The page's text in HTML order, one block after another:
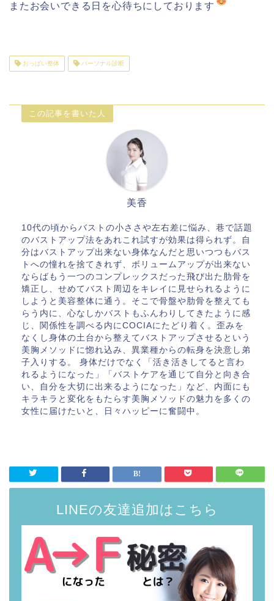
またお会いできる日を心待ちにしております
おっぱい整体 パーソナル診断
この記事を書いた人
美香
10代の頃からバストの小ささや左右差に悩み、巷で話題
のバストアップ法をあれこれ試すが効果は得られず。自
分はバストアップ出来ない身体なんだと思いつつもバス
トへの憧れを捨てきれず、ボリュームアップが出来ない
ならばもう一つのコンプレックスだった飛び出た肋骨を
矯正し、せめてバスト周辺をキレイに見せられるように
しようと美容整体に通う。そこで骨盤や肋骨を整えても
らう内に、心なしかバストもふんわりしてきたように感
じ、関係性を調べる内にCOCIAにたどり着く。歪みを
なくし身体の土台から整えてバストアップさせるという
美胸メソッドに惚れ込み、異業種からの転身を決意し弟
子入りする。 身体だけでなく「活き活きしてると言わ
れるようになった」「バストケアを通じて自分と向き合
い、自分を大切に出来るようになった」など、内面にも
キラキラと変化をもたらす美胸メソッドの魅力を多くの
女性に届けたいと、日々ハッピーに奮闘中。
LINEの友達追加はこちら